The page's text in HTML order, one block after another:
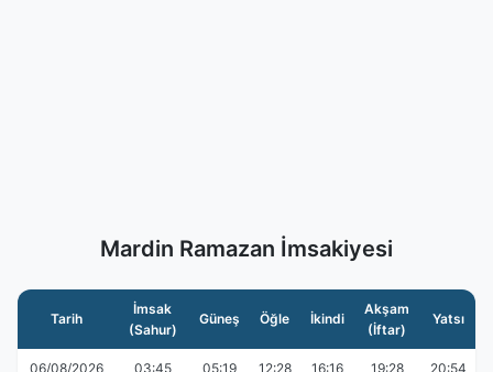
Mardin Ramazan İmsakiyesi
Tarih
İmsak
(Sahur)
Güneş Öğle İkindi
Akşam
(İftar)
Yatsı
06/08/2026 03:45 05:19 12:28 16:16 19:28 20:54